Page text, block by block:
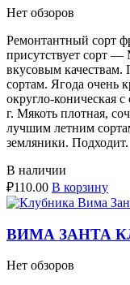
Нет обзоров
Ремонтантный сорт
присутствует сорт
вкусовым качествам.
сортам. Ягода очень
округло-коническая
г. Мякоть плотная,
лучшим летним
земляники. Подходит.
В наличии
₽110.00 В корзину
ВИМА ЗАНТА
Нет обзоров